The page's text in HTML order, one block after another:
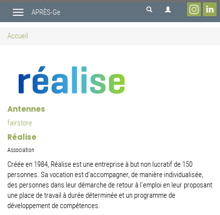
contenu
Toggle
navigation
APRÈS-Ge
Accueil
Antennes
fairstore
Réalise
Association
Créée en 1984, Réalise est une entreprise à but non lucratif de 150
personnes. Sa vocation est d’accompagner, de manière individualisée,
des personnes dans leur démarche de retour à l’emploi en leur proposant
une place de travail à durée déterminée et un programme de
développement de compétences.